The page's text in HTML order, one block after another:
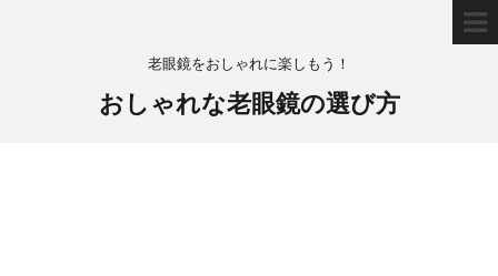
老眼鏡をおしゃれに楽しもう！
おしゃれな老眼鏡の選び方